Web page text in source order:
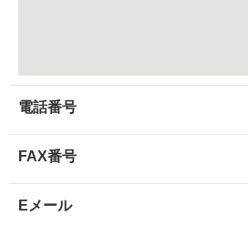
電話番号
FAX番号
Eメール